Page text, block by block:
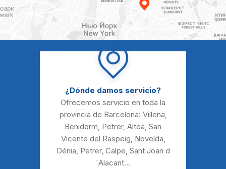
¿Dónde damos servicio?
Ofrecemos servicio en toda la
provincia de Barcelona: Villena
Benidorm Petrer, Altea San
Vicente del Raspeig Novelda
Dénia Petrer, Calpe Sant Joan d
´Alacant...